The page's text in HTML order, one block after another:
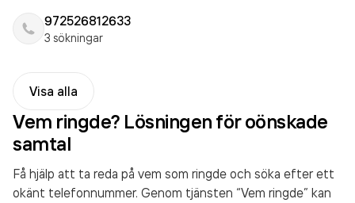
972526812633
3 sökningar
Visa alla
Vem ringde? Lösningen för oönskade
samtal
Få hjälp att ta reda på vem som ringde och söka efter ett
okänt telefonnummer. Genom tjänsten “Vem ringde” kan